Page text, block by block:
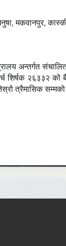
मकवानपुर,
अन्तर्गत
शिर्षक २६३३२
त्रैमासिक